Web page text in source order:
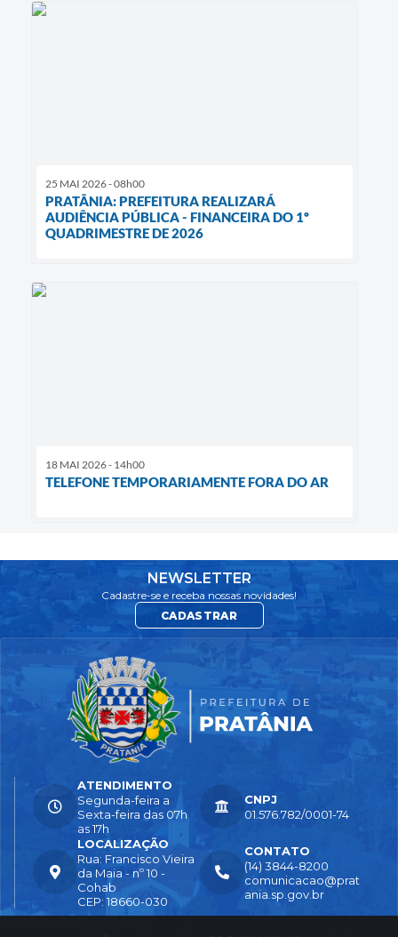
25 MAI 2026 - 08h00
PRATÂNIA: PREFEITURA REALIZARÁ
AUDIÊNCIA PÚBLICA - FINANCEIRA DO 1º
QUADRIMESTRE DE 2026
18 MAI 2026 - 14h00
TELEFONE TEMPORARIAMENTE FORA DO AR
NEWSLETTER
Cadastre-se e receba nossas novidades!
CADASTRAR
LOCALIZAÇÃO
Rua: Francisco Vieira
da Maia - nº 10 -
Cohab
CEP: 18660-030
CONTATO
(14) 3844-8200
comunicacao@prat
ania.sp.gov.br
ATENDIMENTO
Segunda-feira a
Sexta-feira das 07h
as 17h
CNPJ
01.576.782/0001-74